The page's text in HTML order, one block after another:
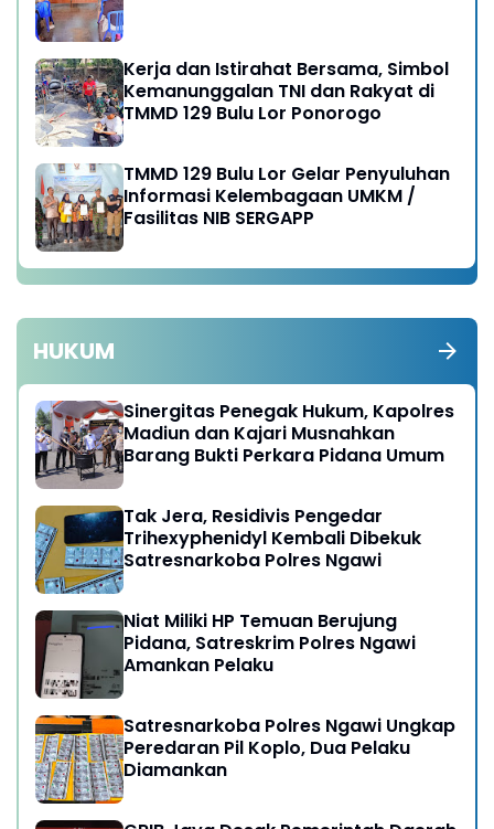
Kerja dan Istirahat Bersama, Simbol
Kemanunggalan TNI dan Rakyat di
TMMD 129 Bulu Lor Ponorogo
TMMD 129 Bulu Lor Gelar Penyuluhan
Informasi Kelembagaan UMKM /
Fasilitas NIB SERGAPP
HUKUM
Sinergitas Penegak Hukum, Kapolres
Madiun dan Kajari Musnahkan
Barang Bukti Perkara Pidana Umum
Tak Jera, Residivis Pengedar
Trihexyphenidyl Kembali Dibekuk
Satresnarkoba Polres Ngawi
Niat Miliki HP Temuan Berujung
Pidana, Satreskrim Polres Ngawi
Amankan Pelaku
Satresnarkoba Polres Ngawi Ungkap
Peredaran Pil Koplo, Dua Pelaku
Diamankan